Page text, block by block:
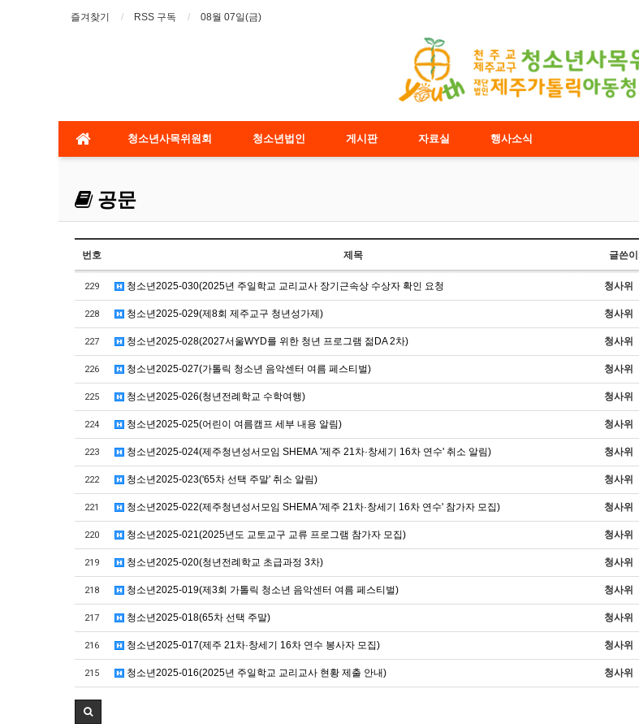
즐겨찾기 RSS 구독 08월 07일(금)
청소년사목위원회 청소년법인 게시판 자료실 행사소식
공문
번호 제목 글쓴이
229 청소년2025-030(2025년 주일학교 교리교사 장기근속상 수상자 확인 요청 청사위
228 청소년2025-029(제8회 제주교구 청년성가제) 청사위
227 청소년2025-028(2027서울WYD를 위한 청년 프로그램 젊DA 2차) 청사위
226 청소년2025-027(가톨릭 청소년 음악센터 여름 페스티벌) 청사위
225 청소년2025-026(청년전례학교 수학여행) 청사위
224 청소년2025-025(어린이 여름캠프 세부 내용 알림) 청사위
223 청소년2025-024(제주청년성서모임 SHEMA '제주 21차·창세기 16차 연수' 취소 알림) 청사위
222 청소년2025-023('65차 선택 주말' 취소 알림) 청사위
221 청소년2025-022(제주청년성서모임 SHEMA '제주 21차·창세기 16차 연수' 참가자 모집) 청사위
220 청소년2025-021(2025년도 교토교구 교류 프로그램 참가자 모집) 청사위
219 청소년2025-020(청년전례학교 초급과정 3차) 청사위
218 청소년2025-019(제3회 가톨릭 청소년 음악센터 여름 페스티벌) 청사위
217 청소년2025-018(65차 선택 주말) 청사위
216 청소년2025-017(제주 21차·창세기 16차 연수 봉사자 모집) 청사위
215 청소년2025-016(2025년 주일학교 교리교사 현황 제출 안내) 청사위